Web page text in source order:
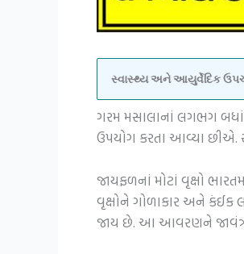
સ્વાસ્થ્ય અને આયુર્વેદિક
ગરમ મસાલાનાં લગભગ બધાં
ઉપયોગ કરતા આવ્યા
જાયફળનાં મોટાં વૃક્ષો
વૃક્ષોને ગોળાકાર અને
જાય છે. આ આવરણને